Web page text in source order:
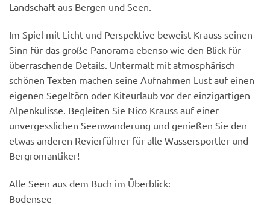
Landschaft aus Bergen und Seen.
Im Spiel mit Licht und Perspektive beweist Krauss seinen
Sinn für das große Panorama ebenso wie den Blick für
überraschende Details. Untermalt mit atmosphärisch
schönen Texten machen seine Aufnahmen Lust auf einen
eigenen Segeltörn oder Kiteurlaub vor der einzigartigen
Alpenkulisse. Begleiten Sie Nico Krauss auf einer
unvergesslichen Seenwanderung und genießen Sie den
etwas anderen Revierführer für alle Wassersportler und
Bergromantiker!
Alle Seen aus dem Buch im Überblick:
Bodensee